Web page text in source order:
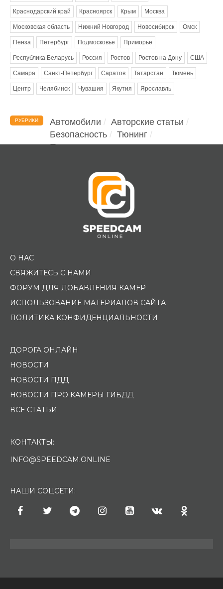
Краснодарский край Красноярск Крым Москва
Московская область Нижний Новгород Новосибирск Омск
Пенза Петербург Подмосковье Приморье
Республика Беларусь Россия Ростов Ростов на Дону США
Самара Санкт-Петербург Саратов Татарстан Тюмень
Центр Челябинск Чувашия Якутия Ярославль
РУБРИКИ Автомобили
Авторские статьи
Безопасность
Тюнинг
Помощь водителю
О НАС
СВЯЖИТЕСЬ С НАМИ
ФОРУМ ДЛЯ ДОБАВЛЕНИЯ КАМЕР
ИСПОЛЬЗОВАНИЕ МАТЕРИАЛОВ САЙТА
ПОЛИТИКА КОНФИДЕНЦИАЛЬНОСТИ
ДОРОГА ОНЛАЙН
НОВОСТИ
НОВОСТИ ПДД
НОВОСТИ ПРО КАМЕРЫ ГИБДД
ВСЕ СТАТЬИ
КОНТАКТЫ:
INFO@SPEEDCAM.ONLINE
НАШИ СОЦСЕТИ: